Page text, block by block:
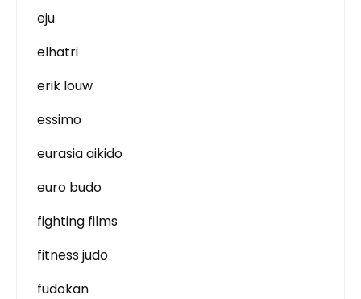
eju
elhatri
erik louw
essimo
eurasia aikido
euro budo
fighting films
fitness judo
fudokan